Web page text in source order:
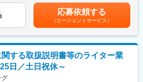
必要になるのか。ならなければ提案はしませ
てきたその風土は、創業より30年以上一度も
きました。その考えに惹かれて、大手企業を
定める業務
説明書の企画・制作・改善
ービス情報・システムの整備
開発・品質・販売会社・海外拠点）との調
までも目安の金額であり、選考を通じて上下
す。月給(月額)は固定手当を含めた表記です。
応募依頼する
（エージェントサービス）
関する取扱説明書等のライター業
日／土日祝休～
グ